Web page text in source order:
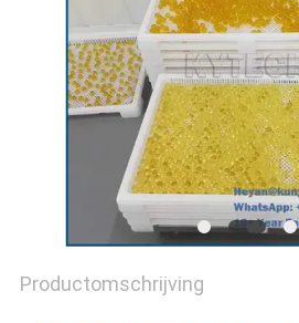
POLICY
Productomschrijving